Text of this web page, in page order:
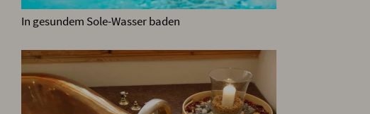
In gesundem Sole-Wasser baden